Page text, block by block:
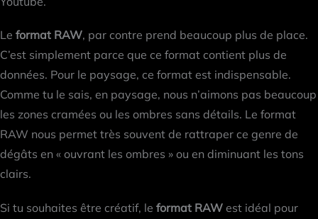
Le format RAW, par contre prend beaucoup plus de place.
C’est simplement parce que ce format contient plus de
données. Pour le paysage, ce format est indispensable.
Comme tu le sais, en paysage, nous n’aimons pas beaucoup
les zones cramées ou les ombres sans détails. Le format
RAW nous permet très souvent de rattraper ce genre de
dégâts en « ouvrant les ombres » ou en diminuant les tons
clairs.
Si tu souhaites être créatif, le format RAW est idéal pour